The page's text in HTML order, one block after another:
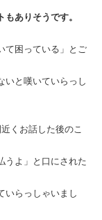
ありそうです。
て困っている」とご
いと嘆いていらっし
くお話した後のこ
うよ」と口にされた
いらっしゃいまし